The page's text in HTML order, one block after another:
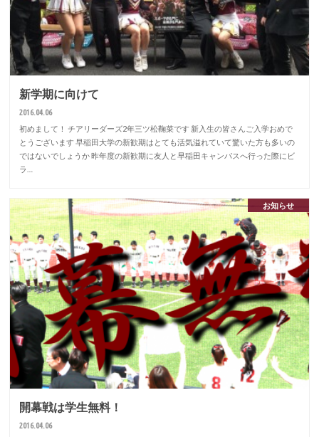
新学期に向けて
2016.04.06
初めまして！ チアリーダーズ2年三ツ松鞠菜です 新入生の皆さんご入学おめで
とうございます 早稲田大学の新歓期はとても活気溢れていて驚いた方も多いの
ではないでしょうか 昨年度の新歓期に友人と早稲田キャンパスへ行った際にビ
ラ…
お知らせ
開幕戦は学生無料！
2016.04.06